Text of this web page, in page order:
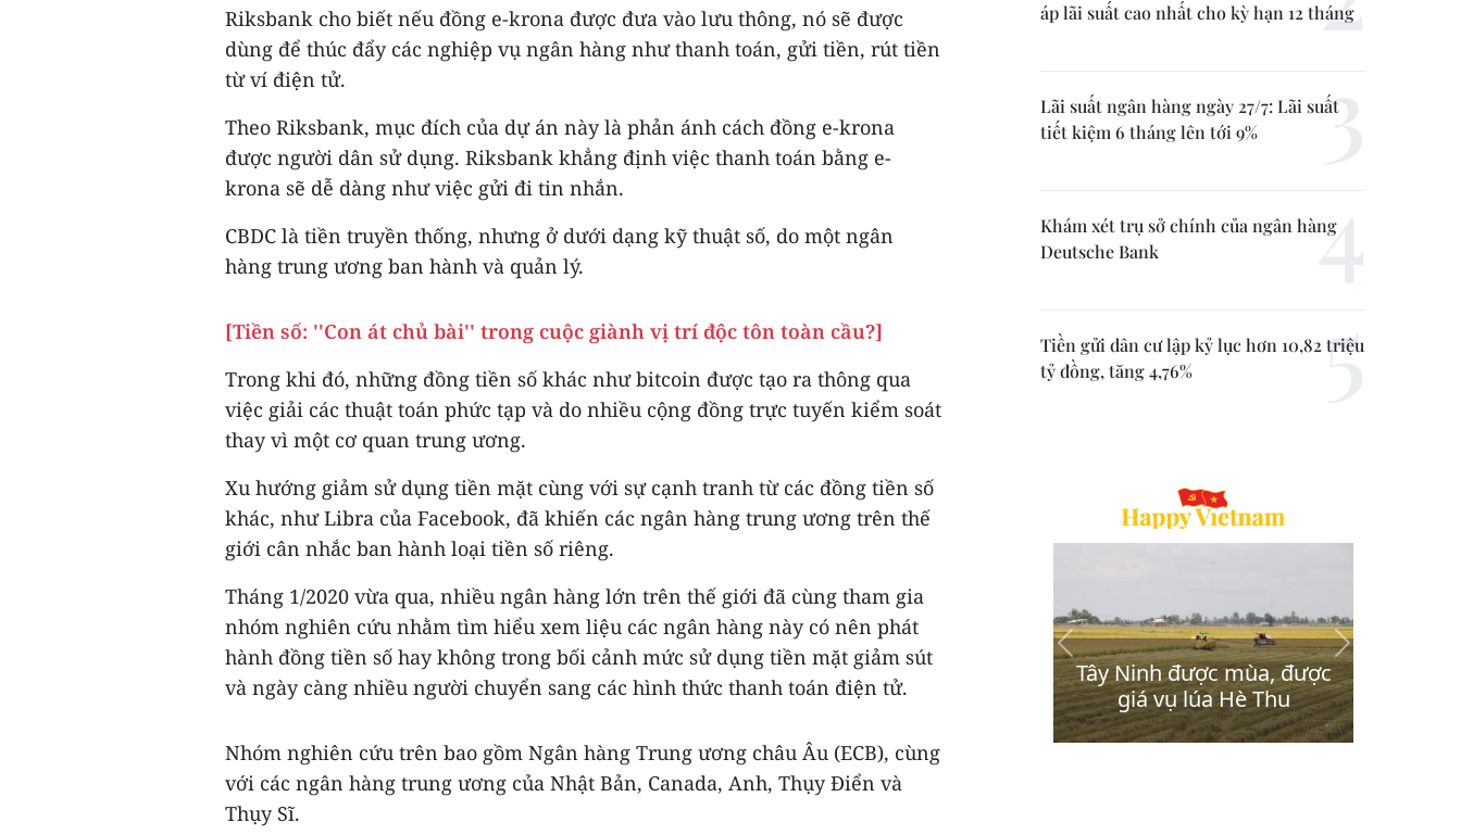
Riksbank cho biết nếu đồng e-krona được đưa vào lưu thông, nó sẽ được
dùng để thúc đẩy các nghiệp vụ ngân hàng như thanh toán, gửi tiền, rút tiền
từ ví điện tử.
Theo Riksbank, mục đích của dự án này là phản ánh cách đồng e-krona
được người dân sử dụng. Riksbank khẳng định việc thanh toán bằng e-
krona sẽ dễ dàng như việc gửi đi tin nhắn.
CBDC là tiền truyền thống, nhưng ở dưới dạng kỹ thuật số, do một ngân
hàng trung ương ban hành và quản lý.
[Tiền số: ''Con át chủ bài'' trong cuộc giành vị trí độc tôn toàn cầu?]
Trong khi đó, những đồng tiền số khác như bitcoin được tạo ra thông qua
việc giải các thuật toán phức tạp và do nhiều cộng đồng trực tuyến kiểm soát
thay vì một cơ quan trung ương.
Xu hướng giảm sử dụng tiền mặt cùng với sự cạnh tranh từ các đồng tiền số
khác, như Libra của Facebook, đã khiến các ngân hàng trung ương trên thế
giới cân nhắc ban hành loại tiền số riêng.
Tháng 1/2020 vừa qua, nhiều ngân hàng lớn trên thế giới đã cùng tham gia
nhóm nghiên cứu nhằm tìm hiểu xem liệu các ngân hàng này có nên phát
hành đồng tiền số hay không trong bối cảnh mức sử dụng tiền mặt giảm sút
và ngày càng nhiều người chuyển sang các hình thức thanh toán điện tử.
Nhóm nghiên cứu trên bao gồm Ngân hàng Trung ương châu Âu (ECB), cùng
với các ngân hàng trung ương của Nhật Bản, Canada, Anh, Thụy Điển và
Thụy Sĩ.
áp lãi suất cao nhất cho kỳ hạn 12 tháng
Lãi suất ngân hàng ngày 27/7: Lãi suất
tiết kiệm 6 tháng lên tới 9%
Khám xét trụ sở chính của ngân hàng
Deutsche Bank
Tiền gửi dân cư lập kỷ lục hơn 10,82 triệu
tỷ đồng, tăng 4,76%